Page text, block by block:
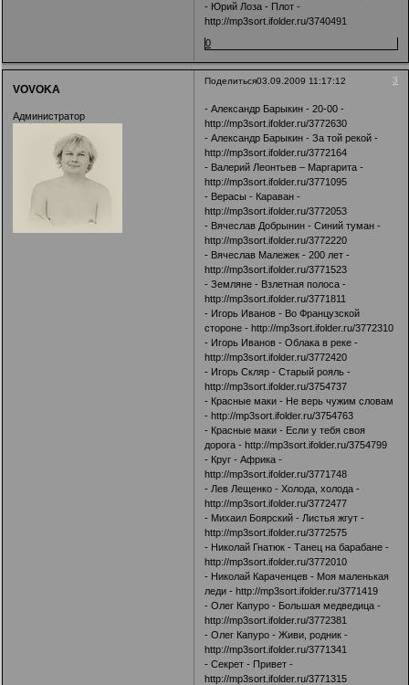
- Юрий Лоза - Плот -
http://mp3sort.ifolder.ru/3740491
0
Поделиться 3
03.09.2009 11:17:12
VOVOKA
Администратор
- Александр Барыкин - 20-00 -
http://mp3sort.ifolder.ru/3772630
- Александр Барыкин - За той рекой -
http://mp3sort.ifolder.ru/3772164
- Валерий Леонтьев – Маргарита -
http://mp3sort.ifolder.ru/3771095
- Верасы - Караван -
http://mp3sort.ifolder.ru/3772053
- Вячеслав Добрынин - Синий туман -
http://mp3sort.ifolder.ru/3772220
- Вячеслав Малежек - 200 лет -
http://mp3sort.ifolder.ru/3771523
- Земляне - Взлетная полоса -
http://mp3sort.ifolder.ru/3771811
- Игорь Иванов - Во Французской
стороне -http://mp3sort.ifolder.ru/3772310
- Игорь Иванов - Облака в реке -
http://mp3sort.ifolder.ru/3772420
- Игорь Скляр - Старый рояль -
http://mp3sort.ifolder.ru/3754737
- Красные маки - Не верь чужим словам
-http://mp3sort.ifolder.ru/3754763
- Красные маки - Если у тебя своя
дорога -http://mp3sort.ifolder.ru/3754799
- Круг - Африка -
http://mp3sort.ifolder.ru/3771748
- Лев Лещенко - Холода, холода -
http://mp3sort.ifolder.ru/3772477
- Михаил Боярский - Листья жгут -
http://mp3sort.ifolder.ru/3772575
- Николай Гнатюк - Танец на барабане -
http://mp3sort.ifolder.ru/3772010
- Николай Караченцев - Моя маленькая
леди -http://mp3sort.ifolder.ru/3771419
- Олег Капуро - Большая медведица -
http://mp3sort.ifolder.ru/3772381
- Олег Капуро - Живи, родник -
http://mp3sort.ifolder.ru/3771341
- Секрет - Привет -
http://mp3sort.ifolder.ru/3771315